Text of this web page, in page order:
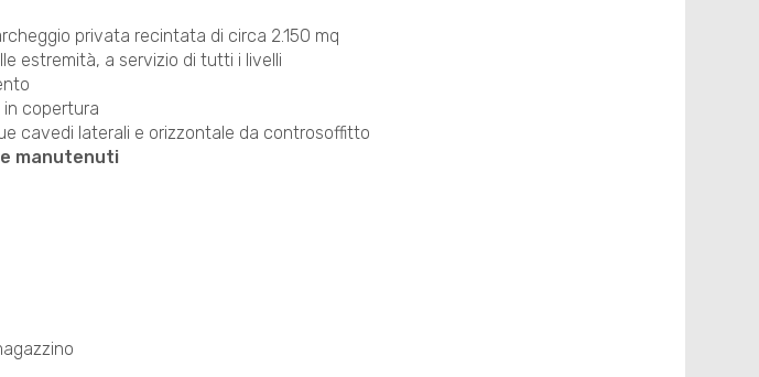
privata recintata di circa 2.150 mq
estremità, a servizio di tutti i livelli
in copertura
cavedi laterali e orizzontale da controsoffitto
manutenuti